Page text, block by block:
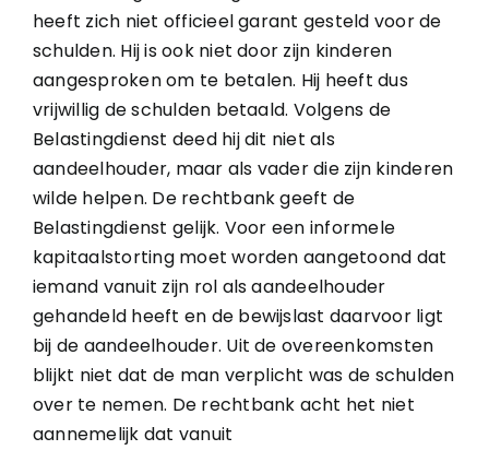
heeft zich niet officieel garant gesteld voor de
schulden. Hij is ook niet door zijn kinderen
aangesproken om te betalen. Hij heeft dus
vrijwillig de schulden betaald. Volgens de
Belastingdienst deed hij dit niet als
aandeelhouder, maar als vader die zijn kinderen
wilde helpen. De rechtbank geeft de
Belastingdienst gelijk. Voor een informele
kapitaalstorting moet worden aangetoond dat
iemand vanuit zijn rol als aandeelhouder
gehandeld heeft en de bewijslast daarvoor ligt
bij de aandeelhouder. Uit de overeenkomsten
blijkt niet dat de man verplicht was de schulden
over te nemen. De rechtbank acht het niet
aannemelijk dat vanuit